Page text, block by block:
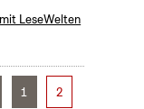
LeseWelten
1 2